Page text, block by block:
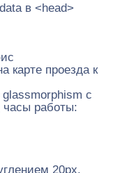
в <head>
карте проезда к
glassmorphism с
работы:
20px,